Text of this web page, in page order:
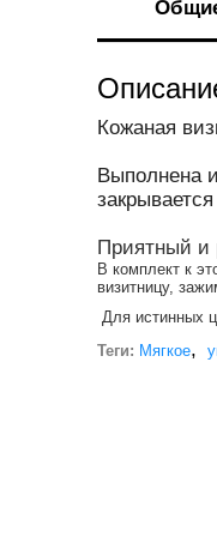
Кожаная
Выполнена
Приятный и
В комплект к
визитницу,
Для истинных
Теги: Мягкое,